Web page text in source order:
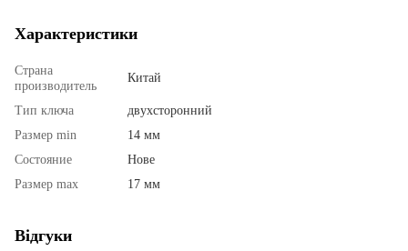
Характеристики
Страна
производитель
Китай
Тип ключа
двухсторонний
Размер min
14 мм
Состояние
Нове
Размер max
17 мм
Відгуки